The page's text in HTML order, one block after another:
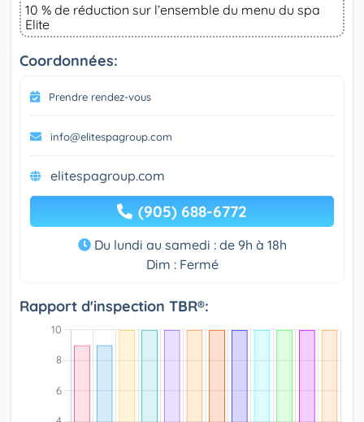
10 % de réduction sur l’ensemble du menu du spa
Elite
Coordonnées:
Prendre rendez-vous
info@elitespagroup.com
elitespagroup.com
(905) 688-6772
Du lundi au samedi : de 9h à 18h
Dim : Fermé
Rapport d'inspection TBR®: